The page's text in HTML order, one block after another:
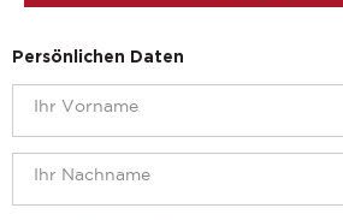
Persönlichen Daten